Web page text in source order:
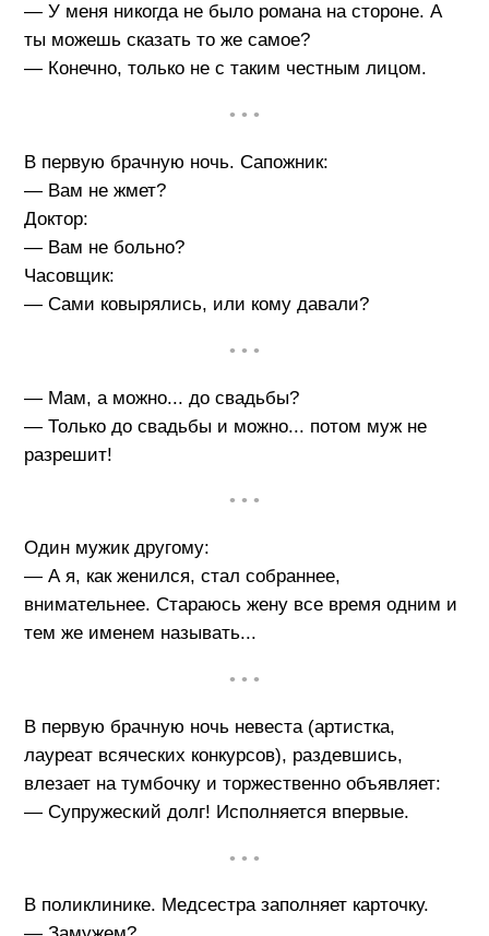
— У меня никогда не было романа на стороне. А
ты можешь сказать то же самое?
— Конечно, только не с таким честным лицом.
• • •
В первую брачную ночь. Сапожник:
— Вам не жмет?
Доктор:
— Вам не больно?
Часовщик:
— Сами ковырялись, или кому давали?
• • •
— Мам, а можно... до свадьбы?
— Только до свадьбы и можно... потом муж не
разрешит!
• • •
Один мужик другому:
— А я, как женился, стал собраннее,
внимательнее. Стараюсь жену все время одним и
тем же именем называть...
• • •
В первую брачную ночь невеста (артистка,
лауреат всяческих конкурсов), раздевшись,
влезает на тумбочку и торжественно объявляет:
— Супружеский долг! Исполняется впервые.
• • •
В поликлинике. Медсестра заполняет карточку.